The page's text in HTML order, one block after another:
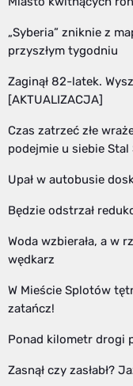
„Syberia” zniknie z
przyszłym tygodniu
Zaginął 82-latek.
[AKTUALIZACJA]
Czas zatrzeć złe
podejmie u siebie Stal
Upał w autobusie
Będzie odstrzał
Woda wzbierała, a w
wędkarz
W Mieście Splotów
zatańcz!
Ponad kilometr drogi
Zasnął czy zasłabł?